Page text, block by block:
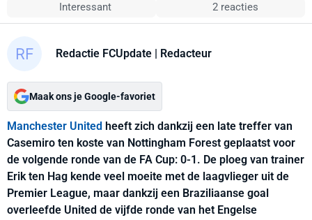
Interessant 2 reacties
Redactie FCUpdate | Redacteur
Maak ons je Google-favoriet
Manchester United heeft zich dankzij een late treffer van
Casemiro ten koste van Nottingham Forest geplaatst voor
de volgende ronde van de FA Cup: 0-1. De ploeg van trainer
Erik ten Hag kende veel moeite met de laagvlieger uit de
Premier League, maar dankzij een Braziliaanse goal
overleefde United de vijfde ronde van het Engelse